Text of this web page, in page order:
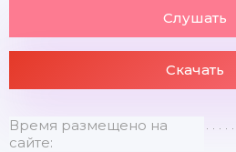
Слушать
Скачать
Время размещено на
сайте: